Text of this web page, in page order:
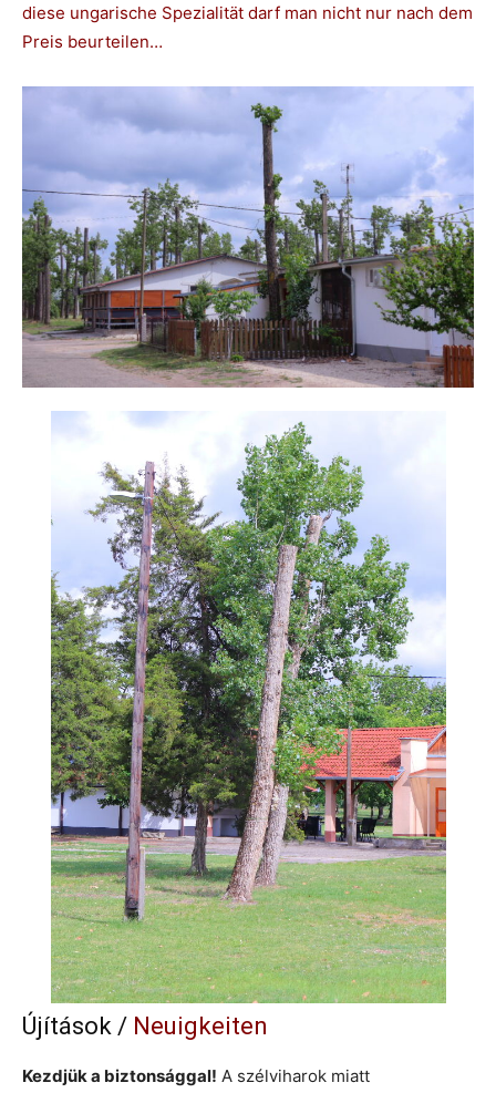
diese ungarische Spezialität darf man nicht nur nach dem
Preis beurteilen…
Újítások / Neuigkeiten
Kezdjük a biztonsággal! A szélviharok miatt